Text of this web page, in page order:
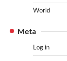
World
Meta
Log in